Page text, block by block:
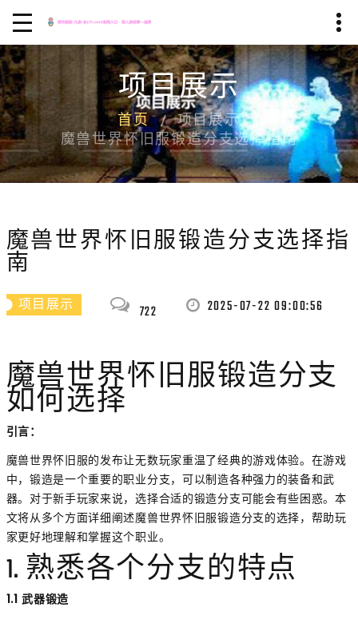
项目展示
首页
项目展示
魔兽世界怀旧服锻造分支选择指南
魔兽世界怀旧服锻造分支选择指
南
项目展示 722 2025-07-22 09:00:56
魔兽世界怀旧服锻造分支
如何选择
引言：
魔兽世界怀旧服的发布让无数玩家重温了经典的游戏体验。在游戏
中，锻造是一个重要的职业分支，可以制造各种强力的装备和武
器。对于新手玩家来说，选择合适的锻造分支可能会有些困惑。本
文将从多个方面详细阐述魔兽世界怀旧服锻造分支的选择，帮助玩
家更好地理解和掌握这个职业。
1. 熟悉各个分支的特点
1.1 武器锻造